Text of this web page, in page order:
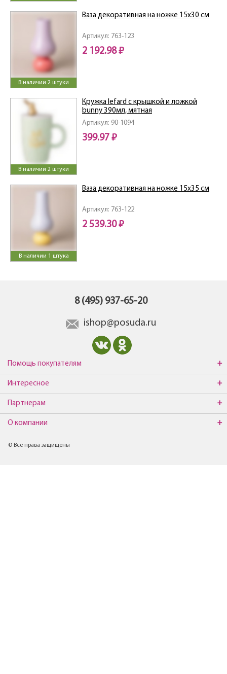
В наличии 2 штуки
Артикул: 763-123
Ваза декоративная на ножке 15х30 см
2 192.98 ₽
В наличии 2 штуки
Артикул: 90-1094
Кружка lefard с крышкой и ложкой
bunny 390мл, мятная
399.97 ₽
В наличии 1 штука
Артикул: 763-122
Ваза декоративная на ножке 15х35 см
2 539.30 ₽
8 (495) 937-65-20
ishop@posuda.ru
Помощь покупателям
Интересное
Партнерам
О компании
© Все права защищены